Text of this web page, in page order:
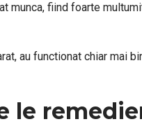
munca, fiind foarte
au functionat chiar mai
le